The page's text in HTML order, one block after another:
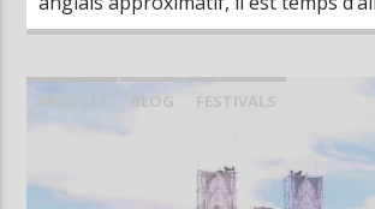
ARTICLES BLOG
FESTIVALS